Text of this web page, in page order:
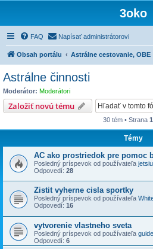
3oko
FAQ Napísať administrátorovi
Obsah portálu Astrálne cestovanie, OBE
Astrálne činnosti
Moderátor: Moderátori
Založiť novú tému
30 tém • Strana 1
Témy
AC ako prostriedok pre pomoc
Posledný príspevok od používateľa jetsiu
Odpovedí: 28
Zistit vyherne cisla sportky
Posledný príspevok od používateľa
Odpovedí: 16
vytvorenie vlastneho sveta
Posledný príspevok od používateľa guide
Odpovedí: 6